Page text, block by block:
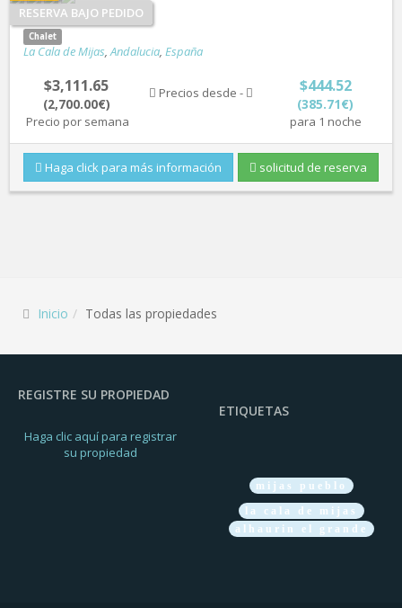
RESERVA BAJO PEDIDO
Chalet
La Cala de Mijas,Andalucia, España
$3,111.65
(2,700.00€)
Precio por semana
Precios desde - $444.52
(385.71€)
para 1 noche
solicitud de reserva
Haga click para más información
Inicio Todas las propiedades
REGISTRE SU PROPIEDAD
Haga clic aquí para registrar
su propiedad
ETIQUETAS
mijas pueblo
la cala de mijas
alhaurin el grande